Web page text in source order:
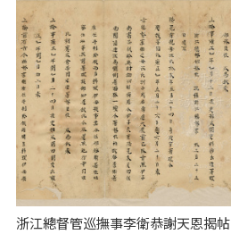
浙江總督管巡撫事李衛恭謝天恩揭帖